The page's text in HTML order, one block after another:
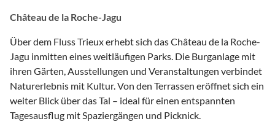
Château de la Roche-Jagu
Über dem Fluss Trieux erhebt sich das Château de la Roche-
Jagu inmitten eines weitläufigen Parks. Die Burganlage mit
ihren Gärten, Ausstellungen und Veranstaltungen verbindet
Naturerlebnis mit Kultur. Von den Terrassen eröffnet sich ein
weiter Blick über das Tal – ideal für einen entspannten
Tagesausflug mit Spaziergängen und Picknick.